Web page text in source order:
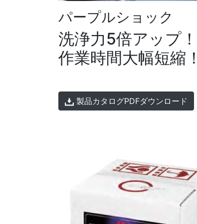
パープルショック
洗浄力5倍アップ！
作業時間大幅短縮！
製品カタログPDFダウンロード